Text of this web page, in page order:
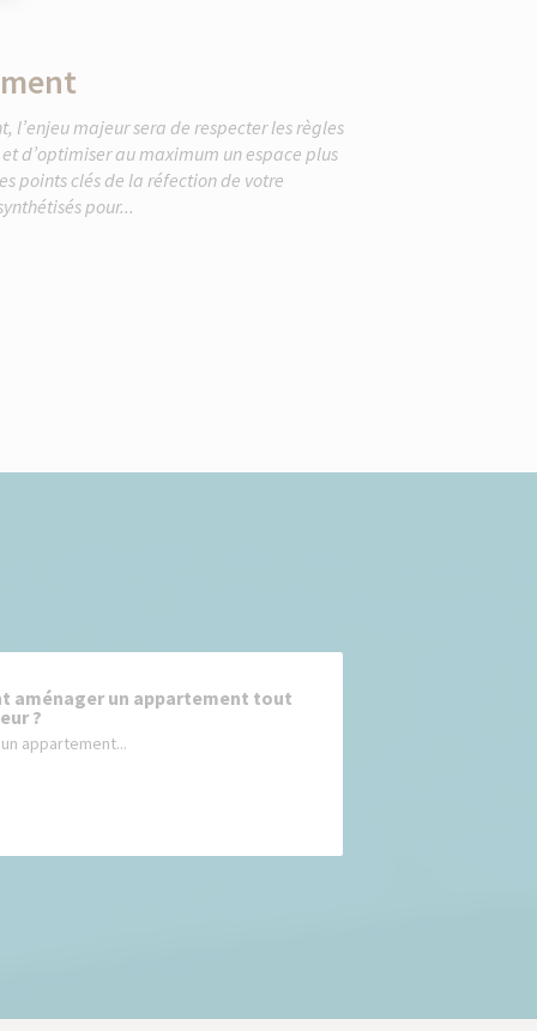
l’enjeu majeur sera de respecter les règles
d’optimiser au maximum un espace plus
points clés de la réfection de votre
pour...
aménager un appartement tout
?
appartement...